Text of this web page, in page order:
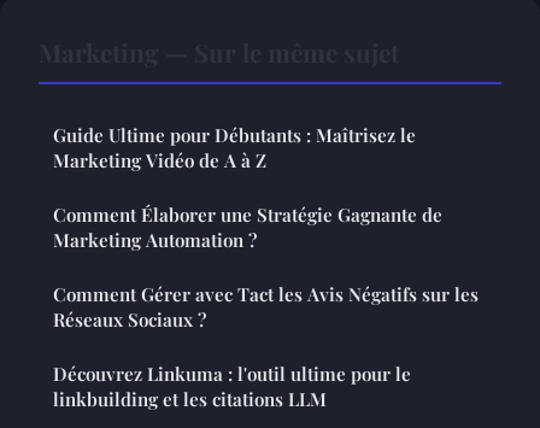
Guide Ultime pour Débutants : Maîtrisez le
Marketing Vidéo de A à Z
Comment Élaborer une Stratégie Gagnante de
Marketing Automation ?
Comment Gérer avec Tact les Avis Négatifs sur les
Réseaux Sociaux ?
Découvrez Linkuma : l'outil ultime pour le
linkbuilding et les citations LLM